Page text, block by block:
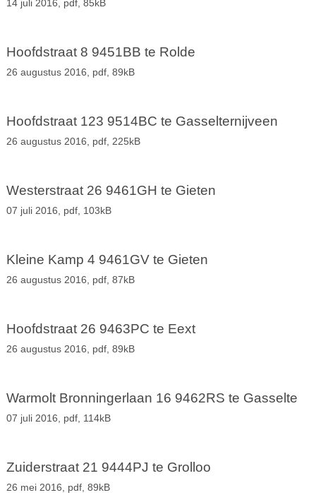
14 juli 2016, pdf, 85kB
Hoofdstraat 8 9451BB te Rolde
26 augustus 2016, pdf, 89kB
Hoofdstraat 123 9514BC te Gasselternijveen
26 augustus 2016, pdf, 225kB
Westerstraat 26 9461GH te Gieten
07 juli 2016, pdf, 103kB
Kleine Kamp 4 9461GV te Gieten
26 augustus 2016, pdf, 87kB
Hoofdstraat 26 9463PC te Eext
26 augustus 2016, pdf, 89kB
Warmolt Bronningerlaan 16 9462RS te Gasselte
07 juli 2016, pdf, 114kB
Zuiderstraat 21 9444PJ te Grolloo
26 mei 2016, pdf, 89kB